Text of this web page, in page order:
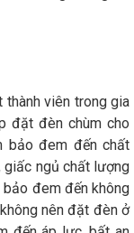
thành viên trong gia
đặt đèn chùm cho
bảo đem đến chất
giấc ngủ chất lượng
đem đến không
nên đặt đèn ở